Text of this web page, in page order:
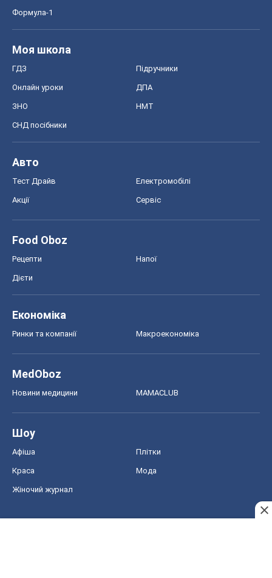
Формула-1
Моя школа
ГДЗ Підручники
Онлайн уроки ДПА
ЗНО НМТ
СНД посібники
Авто
Тест Драйв Електромобілі
Акції Сервіс
Food Oboz
Рецепти Напої
Дієти
Економіка
Ринки та компанії Макроекономіка
MedOboz
Новини медицини MAMACLUB
Шоу
Афіша Плітки
Краса Мода
Жіночий журнал